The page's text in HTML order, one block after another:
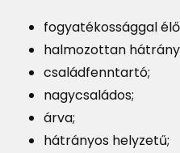
fogyatékossággal
halmozottan
családfenntartó;
nagycsaládos;
árva;
hátrányos helyzetű;